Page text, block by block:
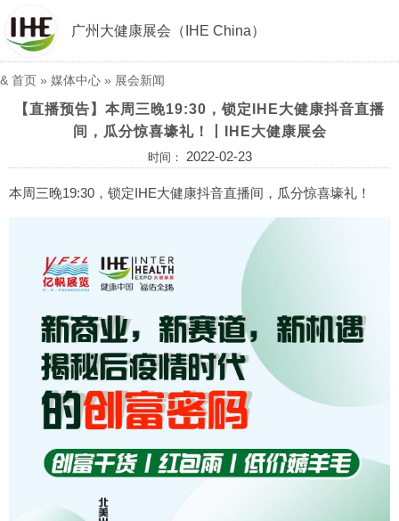
广州大健康展会（IHE China）
& 首页 » 媒体中心 » 展会新闻
【直播预告】本周三晚19:30，锁定IHE大健康抖音直播
间，瓜分惊喜壕礼！丨IHE大健康展会
时间： 2022-02-23
本周三晚19:30，锁定IHE大健康抖音直播间，瓜分惊喜壕礼！